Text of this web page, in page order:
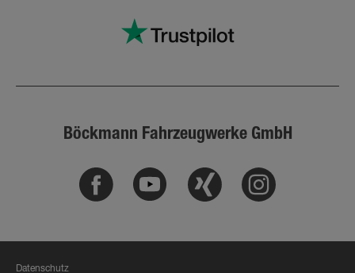
Böckmann Fahrzeugwerke GmbH
Facebook Youtube Xing Instagram
Datenschutz